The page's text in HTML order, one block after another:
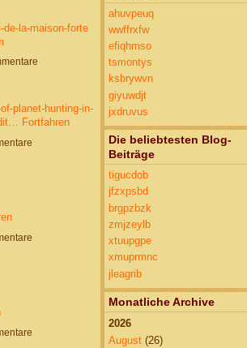
la-maison-forte
planet-hunting-in-
Fortfahren
ahuvpeuq
wwffrxfw
efiqhmso
tsmontys
ksbrywvn
giyuwdjt
jxdruvus
Die beliebtesten Blog-
Beiträge
tigucdob
jfzxpsbd
brgpzbzk
zmjzeylb
xtuupgpe
xmuprmnc
jleagrib
Monatliche Archive
2026
August(26)